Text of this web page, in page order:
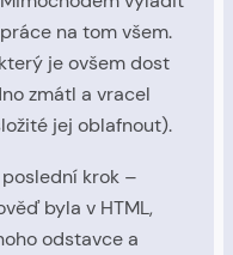
na tom všem.
je ovšem dost
zmátl a vracel
jej oblafnout).
krok –
byla v HTML,
odstavce a